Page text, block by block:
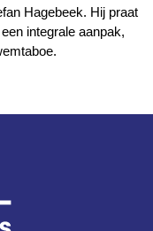
Hagebeek. Hij praat
integrale aanpak,